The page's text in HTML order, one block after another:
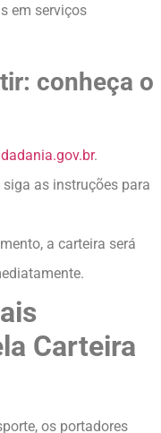
em serviços
conheça o
.
as instruções para
a carteira será
Carteira
os portadores